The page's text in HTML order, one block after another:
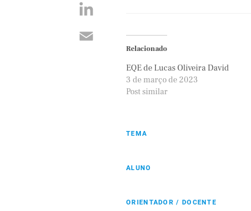
Relacionado
EQE de Lucas Oliveira David
3 de março de 2023
Post similar
TEMA
ALUNO
ORIENTADOR / DOCENTE